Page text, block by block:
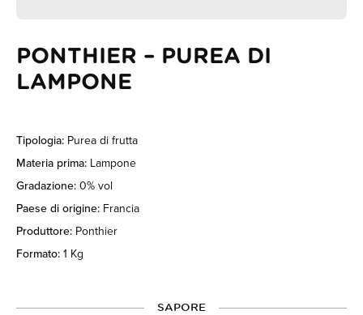
PONTHIER – PUREA DI
LAMPONE
Tipologia: Purea di frutta
Materia prima: Lampone
Gradazione:0% vol
Paese di origine: Francia
Produttore: Ponthier
Formato:1 Kg
SAPORE